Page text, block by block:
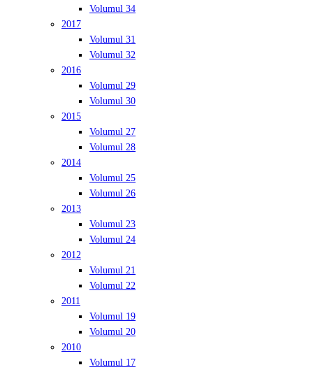
Volumul 34
2017
Volumul 31
Volumul 32
2016
Volumul 29
Volumul 30
2015
Volumul 27
Volumul 28
2014
Volumul 25
Volumul 26
2013
Volumul 23
Volumul 24
2012
Volumul 21
Volumul 22
2011
Volumul 19
Volumul 20
2010
Volumul 17